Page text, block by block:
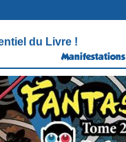
du Livre !
Manifestations